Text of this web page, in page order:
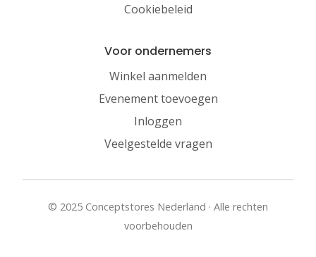
Cookiebeleid
Voor ondernemers
Winkel aanmelden
Evenement toevoegen
Inloggen
Veelgestelde vragen
© 2025 Conceptstores Nederland · Alle rechten
voorbehouden